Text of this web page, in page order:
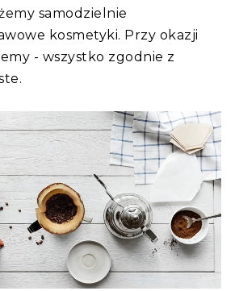
samodzielnie
kosmetyki. Przy okazji
- wszystko zgodnie z